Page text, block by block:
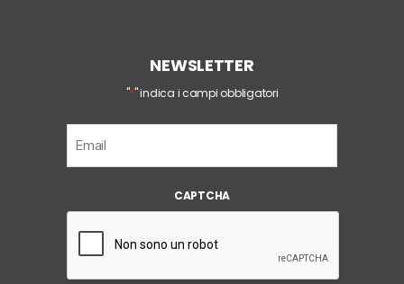
NEWSLETTER
"*" indica i campi obbligatori
a
l
*
CAPTCHA